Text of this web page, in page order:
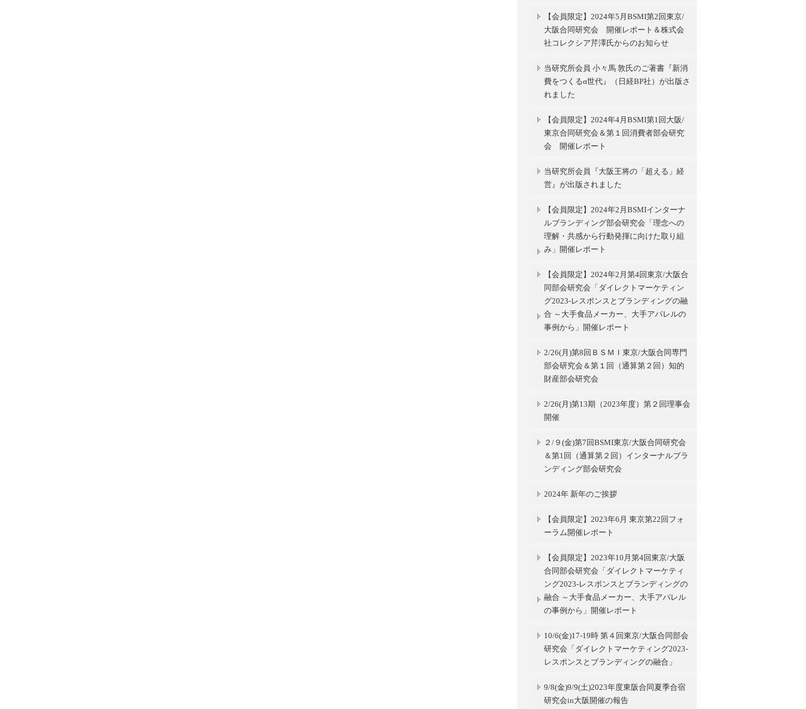
【会員限定】2024年5月BSMI第2回東京/
大阪合同研究会 開催レポート＆株式会
社コレクシア芹澤氏からのお知らせ
当研究所会員 小々馬 敦氏のご著書『新消
費をつくるα世代』（日経BP社）が出版さ
れました
【会員限定】2024年4月BSMI第1回大阪/
東京合同研究会＆第１回消費者部会研究
会 開催レポート
当研究所会員『大阪王将の「超える」経
営』が出版されました
【会員限定】2024年2月BSMIインターナ
ルブランディング部会研究会「理念への
理解・共感から行動発揮に向けた取り組
み」開催レポート
【会員限定】2024年2月第4回東京/大阪合
同部会研究会「ダイレクトマーケティン
グ2023-レスポンスとブランディングの融
合 ～大手食品メーカー、大手アパレルの
事例から」開催レポート
2/26(月)第8回ＢＳＭＩ東京/大阪合同専門
部会研究会＆第１回（通算第２回）知的
財産部会研究会
2/26(月)第13期（2023年度）第２回理事会
開催
２/９(金)第7回BSMI東京/大阪合同研究会
＆第1回（通算第２回）インターナルブラ
ンディング部会研究会
2024年 新年のご挨拶
【会員限定】2023年6月 東京第22回フォ
ーラム開催レポート
【会員限定】2023年10月第4回東京/大阪
合同部会研究会「ダイレクトマーケティ
ング2023-レスポンスとブランディングの
融合 ～大手食品メーカー、大手アパレル
の事例から」開催レポート
10/6(金)17-19時 第４回東京/大阪合同部会
研究会「ダイレクトマーケティング2023-
レスポンスとブランディングの融合」
9/8(金)9/9(土)2023年度東阪合同夏季合宿
研究会in大阪開催の報告